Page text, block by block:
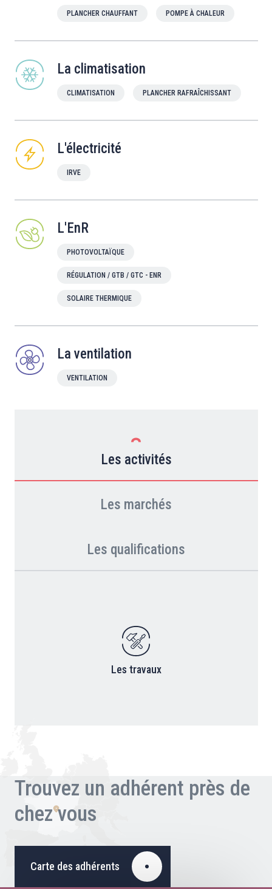
PLANCHER CHAUFFANT POMPE À CHALEUR
La climatisation
CLIMATISATION PLANCHER RAFRAÎCHISSANT
L'électricité
IRVE
L'EnR
PHOTOVOLTAÏQUE
RÉGULATION / GTB / GTC - ENR
SOLAIRE THERMIQUE
La ventilation
VENTILATION
Les activités
Les marchés
Les qualifications
Les travaux
Trouvez un adhérent près de
chez vous
Carte des adhérents